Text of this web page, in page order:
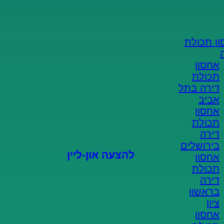
תכולת
אחסון
תכולת
דירה בתל
אביב
אחסון
תכולת
דירה
בירושלים
אחסון
תכולת
דירה
בראשון
ציון
אחסון
להצעה און-ליין